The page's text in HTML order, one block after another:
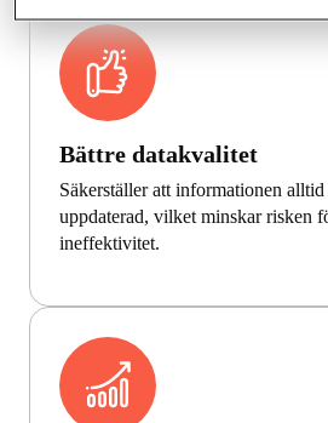
Bättre datakvalitet
Säkerställer att informationen
uppdaterad, vilket minskar risken
ineffektivitet.